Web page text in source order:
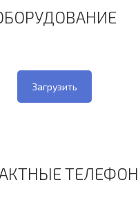
Загрузить